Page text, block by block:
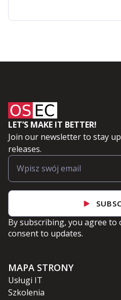
Administration
Machines
LET’S MAKE IT BETTER!
Join our newsletter to stay
releases.
By subscribing, you agree to
consent to updates.
MAPA STRONY
Usługi IT
Szkolenia